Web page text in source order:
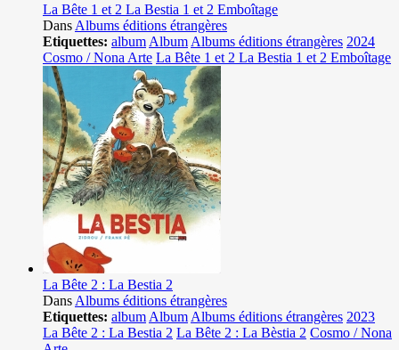
La Bête 1 et 2 La Bestia 1 et 2 Emboîtage
Dans Albums éditions étrangères
Etiquettes: album Album Albums éditions étrangères 2024
Cosmo / Nona Arte La Bête 1 et 2 La Bestia 1 et 2 Emboîtage
La Bête 2 : La Bestia 2
Dans Albums éditions étrangères
Etiquettes: album Album Albums éditions étrangères 2023
La Bête 2 : La Bestia 2 La Bête 2 : La Bèstia 2 Cosmo / Nona